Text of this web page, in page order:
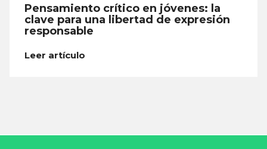
Pensamiento crítico en jóvenes: la
clave para una libertad de expresión
responsable
Leer artículo